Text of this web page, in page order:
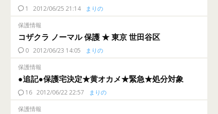
1 2012/06/25 21:14 まりの
保護情報
コザクラ ノーマル 保護 ★ 東京 世田谷区
0 2012/06/23 14:05 まりの
保護情報
●追記●保護宅決定★黄オカメ★緊急★処分対象
16 2012/06/22 22:57 まりの
保護情報